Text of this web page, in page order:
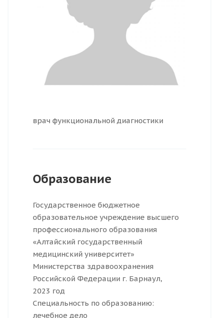
врач функциональной диагностики
Образование
Государственное бюджетное
образовательное учреждение высшего
профессионального образования
«Алтайский государственный
медицинский университет»
Министерства здравоохранения
Российской Федерации г. Барнаул,
2023 год
Специальность по образованию:
лечебное дело